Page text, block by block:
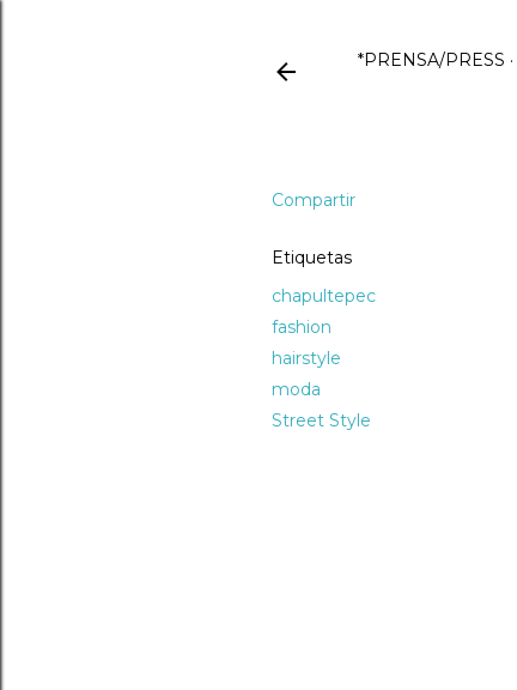
*PRENSA/PRESS
Compartir
Etiquetas
chapultepec
fashion
hairstyle
moda
Street Style